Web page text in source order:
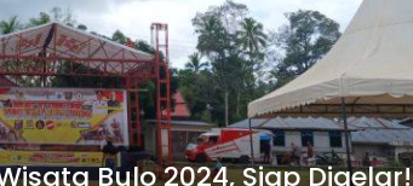
Bulo 2024, Siap Digelar!